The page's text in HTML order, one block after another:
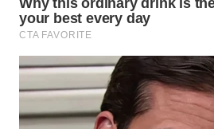
WAHANA
SELEB
WAHANA
PERSONA